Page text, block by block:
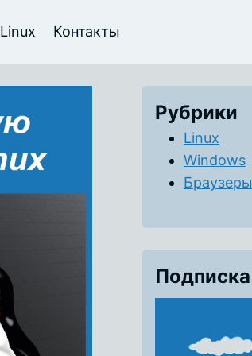
Linux Контакты
Рубрики
Linux
Windows
Браузеры
Подписка